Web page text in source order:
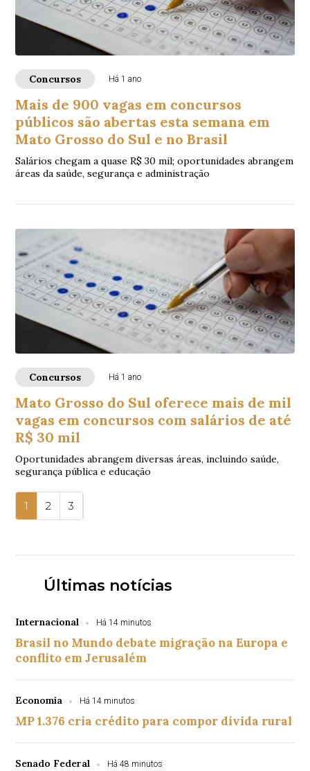
Concursos Há 1 ano
Mais de 900 vagas em concursos
públicos são abertas esta semana em
Mato Grosso do Sul e no Brasil
Salários chegam a quase R$ 30 mil; oportunidades abrangem
áreas da saúde, segurança e administração
Concursos Há 1 ano
Mato Grosso do Sul oferece mais de mil
vagas em concursos com salários de até
R$ 30 mil
Oportunidades abrangem diversas áreas, incluindo saúde,
segurança pública e educação
1 2 3
Últimas notícias
Internacional Há 14 minutos
Brasil no Mundo debate migração na Europa e
conflito em Jerusalém
Economia Há 14 minutos
MP 1.376 cria crédito para compor dívida rural
Senado Federal Há 48 minutos